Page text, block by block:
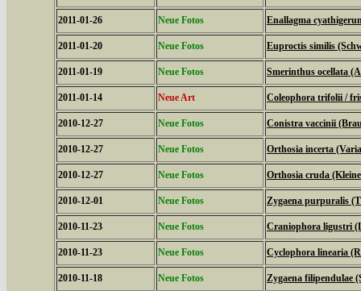
2011-01-26 Neue Fotos Enallagma
2011-01-20 Neue Fotos Euproctis similis
2011-01-19 Neue Fotos Smerinthus ocellata
2011-01-14 Neue Art Coleophora trifolii /
2010-12-27 Neue Fotos Conistra vaccinii
2010-12-27 Neue Fotos Orthosia incerta
2010-12-27 Neue Fotos Orthosia cruda
2010-12-01 Neue Fotos Zygaena purpuralis
2010-11-23 Neue Fotos Craniophora ligustri
2010-11-23 Neue Fotos Cyclophora linearia
2010-11-18 Neue Fotos Zygaena filipendulae